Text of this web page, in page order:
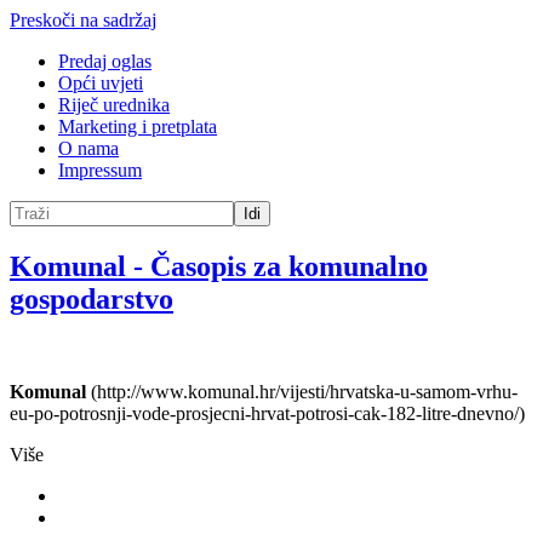
Preskoči na sadržaj
Predaj oglas
Opći uvjeti
Riječ urednika
Marketing i pretplata
O nama
Impressum
Idi
Komunal - Časopis za komunalno
gospodarstvo
Komunal (http://www.komunal.hr/vijesti/hrvatska-u-samom-vrhu-
eu-po-potrosnji-vode-prosjecni-hrvat-potrosi-cak-182-litre-dnevno/)
Više